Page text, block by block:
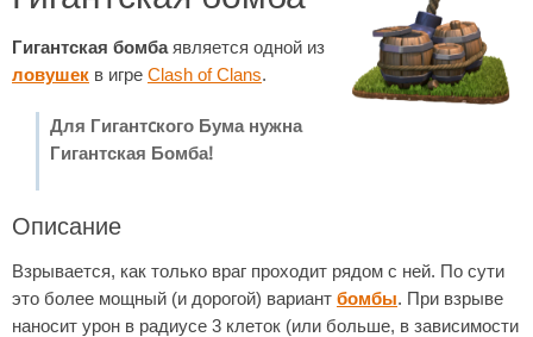
Гигантская бомбаявляется одной из
ловушек в игре Clash of Clans.
Для Гигантcкого Бума нужна
Гигантская Бомба!
Описание
Взрывается, как только враг проходит рядом с ней. По сути
это более мощный (и дорогой) вариант бомбы. При взрыве
наносит урон в радиусе 3 клеток (или больше, в зависимости